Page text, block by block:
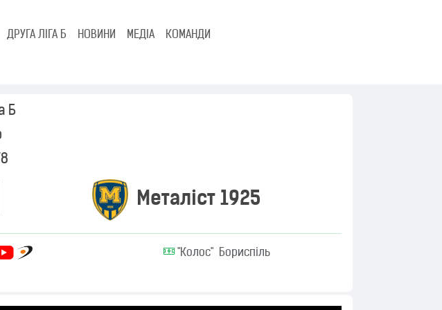
ДРУГА ЛІГА Б НОВИНИ МЕДІА КОМАНДИ
Б
Металіст 1925
"Колос" Бориспіль